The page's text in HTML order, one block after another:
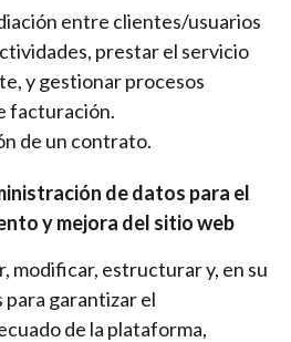
entre clientes/usuarios
prestar el servicio
y gestionar procesos
facturación.
de un contrato.
de datos para el
y mejora del sitio web
modificar, estructurar y, en su
para garantizar el
de la plataforma,